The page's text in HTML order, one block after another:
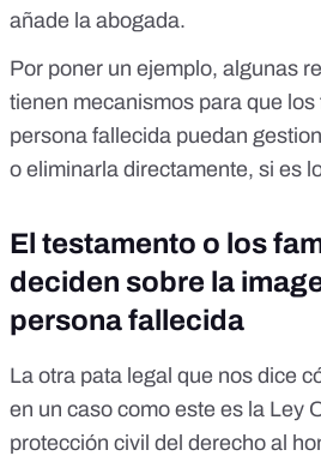
añade la abogada.
Por poner un ejemplo, algunas
tienen mecanismos para que
persona fallecida puedan
o eliminarla directamente, si es
El testamento o los
deciden sobre la
persona fallecida
La otra pata legal que nos dice
en un caso como este es la Ley
protección civil del derecho al